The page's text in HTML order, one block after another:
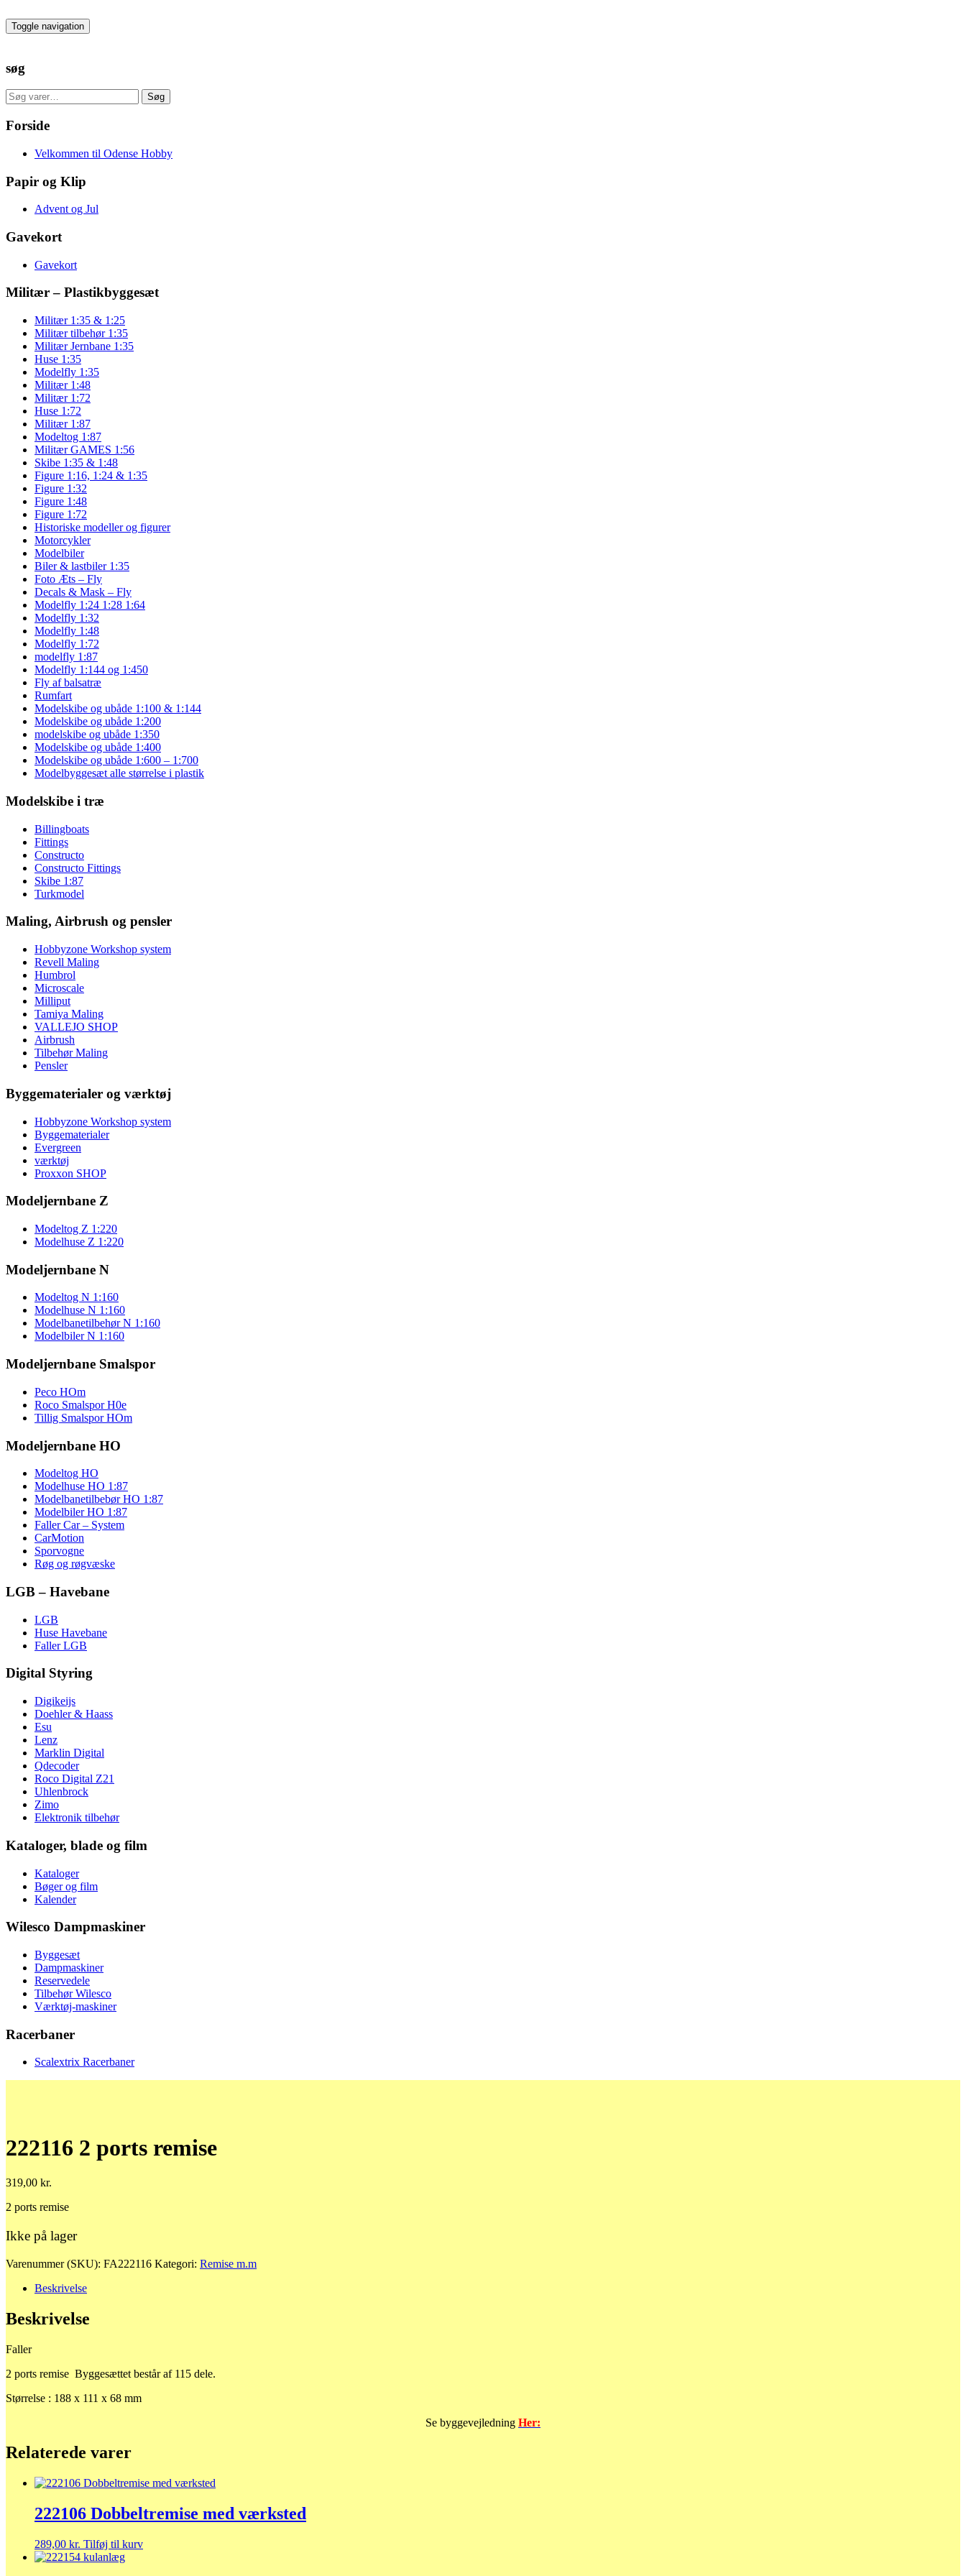
to
the
Toggle navigation
søg
Søg
efter:
Søg
Forside
Velkommen til Odense Hobby
Papir og Klip
Advent og Jul
Gavekort
Gavekort
Militær – Plastikbyggesæt
Militær 1:35 & 1:25
Militær tilbehør 1:35
Militær Jernbane 1:35
Huse 1:35
Modelfly 1:35
Militær 1:48
Militær 1:72
Huse 1:72
Militær 1:87
Modeltog 1:87
Militær GAMES 1:56
Skibe 1:35 & 1:48
Figure 1:16, 1:24 & 1:35
Figure 1:32
Figure 1:48
Figure 1:72
Historiske modeller og figurer
Motorcykler
Modelbiler
Biler & lastbiler 1:35
Foto Æts – Fly
Decals & Mask – Fly
Modelfly 1:24 1:28 1:64
Modelfly 1:32
Modelfly 1:48
Modelfly 1:72
modelfly 1:87
Modelfly 1:144 og 1:450
Fly af balsatræ
Rumfart
Modelskibe og ubåde 1:100 & 1:144
Modelskibe og ubåde 1:200
modelskibe og ubåde 1:350
Modelskibe og ubåde 1:400
Modelskibe og ubåde 1:600 – 1:700
Modelbyggesæt alle størrelse i plastik
Modelskibe i træ
Billingboats
Fittings
Constructo
Constructo Fittings
Skibe 1:87
Turkmodel
Maling, Airbrush og pensler
Hobbyzone Workshop system
Revell Maling
Humbrol
Microscale
Milliput
Tamiya Maling
VALLEJO SHOP
Airbrush
Tilbehør Maling
Pensler
Byggematerialer og værktøj
Hobbyzone Workshop system
Byggematerialer
Evergreen
værktøj
Proxxon SHOP
Modeljernbane Z
Modeltog Z 1:220
Modelhuse Z 1:220
Modeljernbane N
Modeltog N 1:160
Modelhuse N 1:160
Modelbanetilbehør N 1:160
Modelbiler N 1:160
Modeljernbane Smalspor
Peco HOm
Roco Smalspor H0e
Tillig Smalspor HOm
Modeljernbane HO
Modeltog HO
Modelhuse HO 1:87
Modelbanetilbebør HO 1:87
Modelbiler HO 1:87
Faller Car – System
CarMotion
Sporvogne
Røg og røgvæske
LGB – Havebane
LGB
Huse Havebane
Faller LGB
Digital Styring
Digikeijs
Doehler & Haass
Esu
Lenz
Marklin Digital
Qdecoder
Roco Digital Z21
Uhlenbrock
Zimo
Elektronik tilbehør
Kataloger, blade og film
Kataloger
Bøger og film
Kalender
Wilesco Dampmaskiner
Byggesæt
Dampmaskiner
Reservedele
Tilbehør Wilesco
Værktøj-maskiner
Racerbaner
Scalextrix Racerbaner
222116 2 ports remise
319,00 kr.
2 ports remise
Ikke på lager
Varenummer (SKU): FA222116 Kategori: Remise m.m
Beskrivelse
Beskrivelse
Faller
2 ports remise Byggesættet består af 115 dele.
Størrelse : 188 x 111 x 68 mm
Se byggevejledning Her:
Relaterede varer
222106 Dobbeltremise med værksted
289,00 kr. Tilføj til kurv